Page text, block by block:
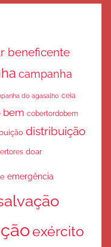
beneficente
campanha
do agasalho ceia
bem cobertordobem
distribuição
doar
emergência
exército